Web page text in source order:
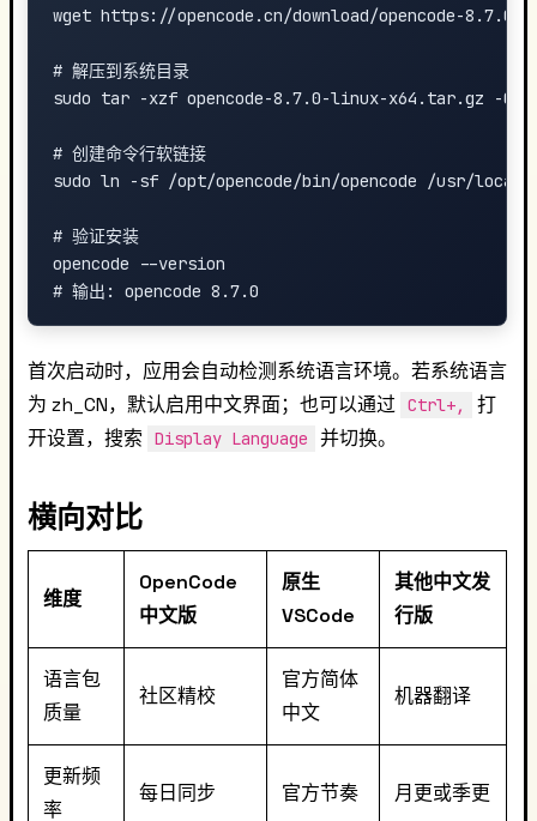
wget https://opencode.cn/download/opencode-
# 解压到系统目录
sudo tar -xzf opencode-8.7.0-linux-x64.tar.gz -C /
# 创建命令行软链接
sudo ln -sf /opt/opencode/bin/opencode /usr/local/
# 验证安装
opencode --version
首次启动时，应用会自动检测系统语言环境。若系统语言
为 zh_CN，默认启用中文界面；也可以通过 Ctrl+,
打
开设置，搜索
Display Language 并切换。
横向对比
维度
OpenCode
中文版
原生
VSCode
其他中文发
行版
语言包
质量
社区精校
官方简体
中文
机器翻译
更新频
率
每日同步 官方节奏 月更或季更